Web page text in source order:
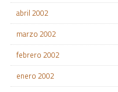
abril 2002
marzo 2002
febrero 2002
enero 2002